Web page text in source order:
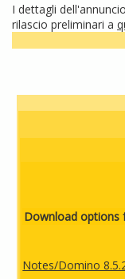
I dettagli
rilascio preliminari a
Download options
Notes/Domino